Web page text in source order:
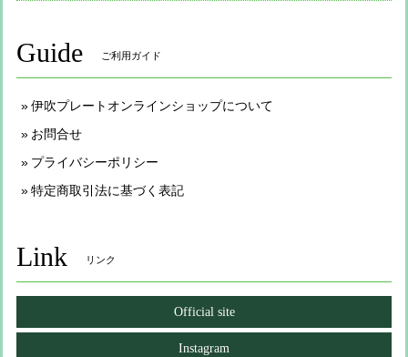
Guide ご利用ガイド
伊吹プレートオンラインショップについて
お問合せ
プライバシーポリシー
特定商取引法に基づく表記
Link リンク
Official site
Instagram